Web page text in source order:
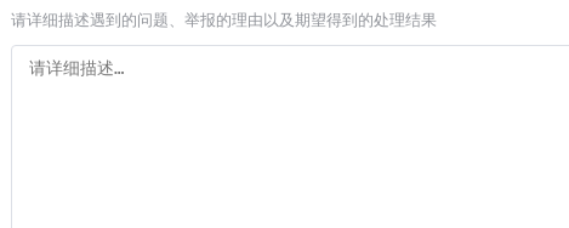
请详细描述遇到的问题、举报的理由以及期望得到的处理结果